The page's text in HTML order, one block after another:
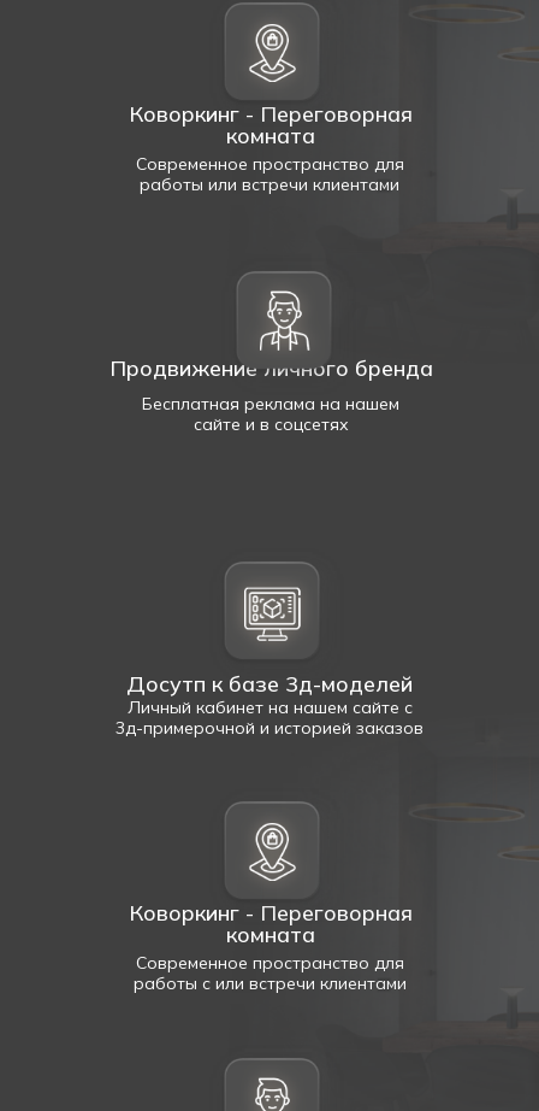
Коворкинг - Переговорная
комната
Продвижение личного бренда
Современное пространство для
работы или встречи клиентами
Бесплатная реклама на нашем
сайте и в соцсетях
Досутп к базе 3д-моделей
Коворкинг - Переговорная
комната
Личный кабинет на нашем сайте с
3д-примерочной и историей заказов
Современное пространство для
работы с или встречи клиентами